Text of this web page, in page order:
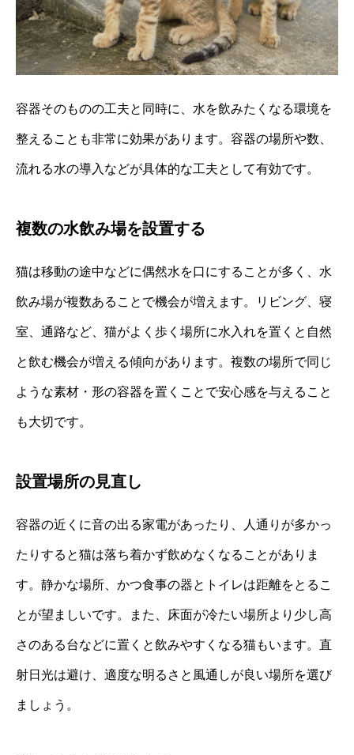
容器そのものの工夫と同時に、水を飲みたくなる環境を
整えることも非常に効果があります。容器の場所や数、
流れる水の導入などが具体的な工夫として有効です。
複数の水飲み場を設置する
猫は移動の途中などに偶然水を口にすることが多く、水
飲み場が複数あることで機会が増えます。リビング、寝
室、通路など、猫がよく歩く場所に水入れを置くと自然
と飲む機会が増える傾向があります。複数の場所で同じ
ような素材・形の容器を置くことで安心感を与えること
も大切です。
設置場所の見直し
容器の近くに音の出る家電があったり、人通りが多かっ
たりすると猫は落ち着かず飲めなくなることがありま
す。静かな場所、かつ食事の器とトイレは距離をとるこ
とが望ましいです。また、床面が冷たい場所より少し高
さのある台などに置くと飲みやすくなる猫もいます。直
射日光は避け、適度な明るさと風通しが良い場所を選び
ましょう。